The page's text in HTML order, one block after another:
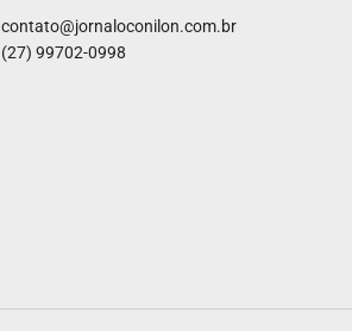
contato@jornaloconilon.com.br
(27) 99702-0998